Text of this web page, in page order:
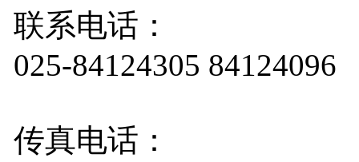
联系电话：
025-84124305 84124096
传真电话：